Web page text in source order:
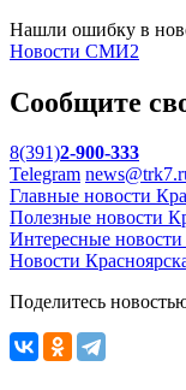
Нашли ошибку в
Новости СМИ2
Сообщите
8(391)2-900-333
Telegram
Главные новости
Полезные новости
Интересные новости
Новости
Поделитесь